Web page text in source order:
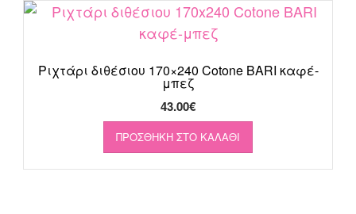
Ριχτάρι διθέσιου 170×240 Cotone BARI καφέ-
μπεζ
43.00€
ΠΡΟΣΘΉΚΗ ΣΤΟ ΚΑΛΆΘΙ